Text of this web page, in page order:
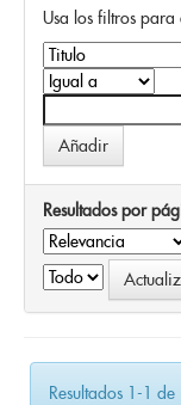
Usa los filtros para
Resultados por
Resultados 1-1 de